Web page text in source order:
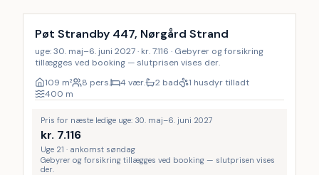
Pøt Strandby 447, Nørgård Strand
uge: 30. maj–6. juni 2027 · kr. 7.116 · Gebyrer og forsikring
tillægges ved booking — slutprisen vises der.
109 m² 8 pers. 4 vær. 2 bad
1 husdyr tilladt
400 m
Pris for næste ledige uge: 30. maj–6. juni 2027
kr. 7.116
Uge 21 · ankomst søndag
Gebyrer og forsikring tillægges ved booking — slutprisen vises
der.